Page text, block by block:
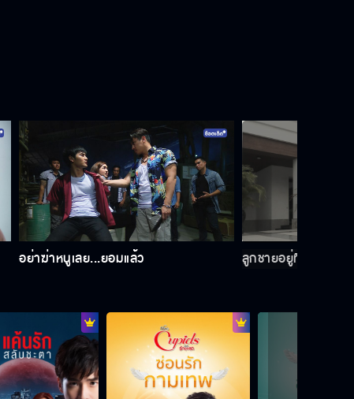
ผมจะปกป้องคุณเอง
ลูกชายอยู่ที่ไหน?
อย่าฆ่าหนูเลย...ยอมแล้ว
อย่าฆ่าหนูเลย...ยอมแล้ว ลูกชายอยู่ที่ไหน?